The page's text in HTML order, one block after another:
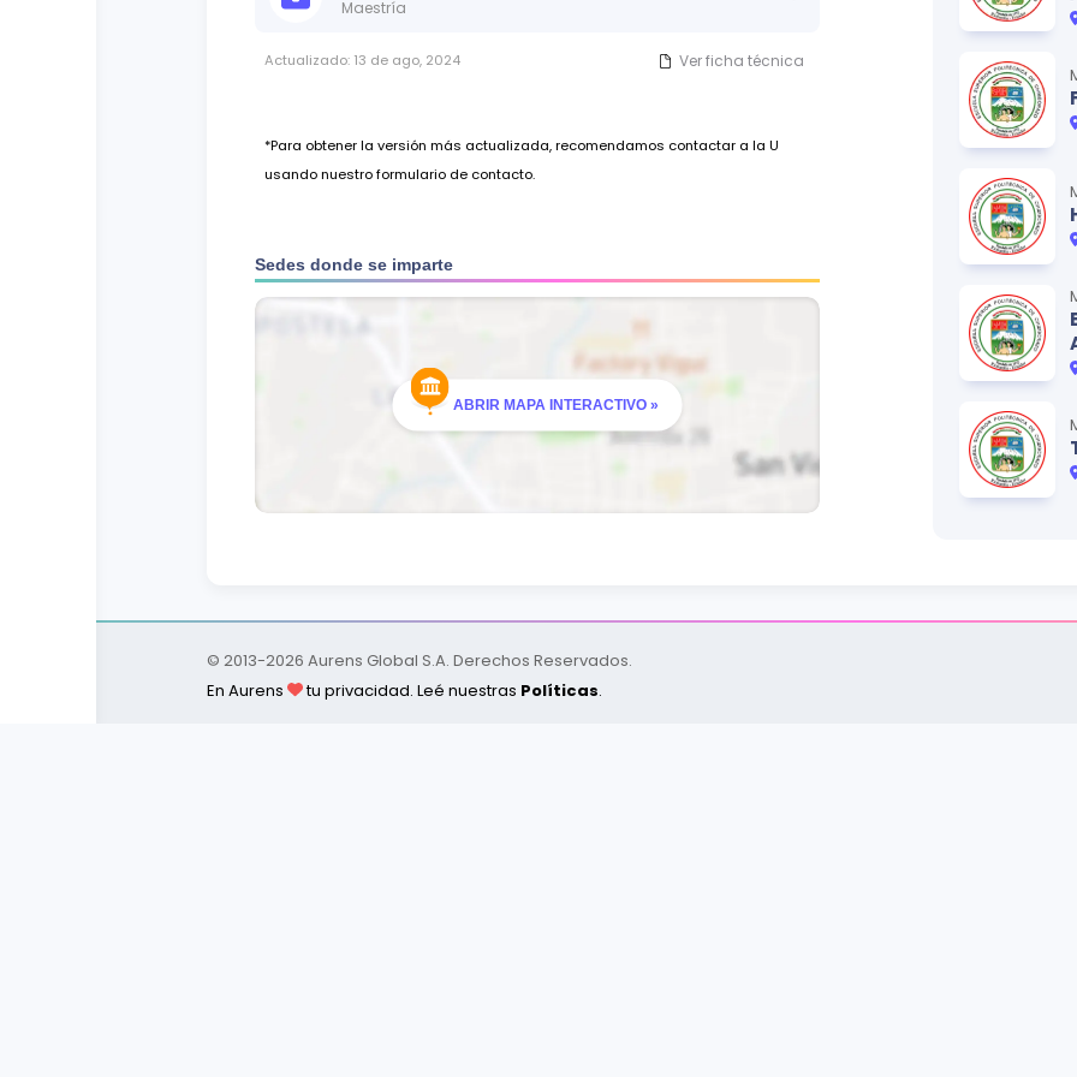
Hoja de Vida en el formato institucional.
Maestría
Actualizado: 13 de ago, 2024 Ver ficha técnica
*Para obtener la versión más actualizada, recomendamos contactar a la U
usando nuestro formulario de contacto.
Sedes donde se imparte
ABRIR MAPA INTERACTIVO »
© 2013-2026 Aurens Global S.A. Derechos Reservados.
En Aurens
tu privacidad. Leé nuestras Políticas.